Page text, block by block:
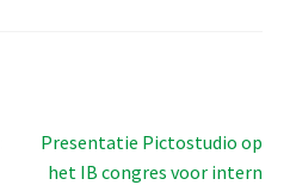
Volgend
bericht:
Presentatie Pictostudio op
het IB congres voor intern